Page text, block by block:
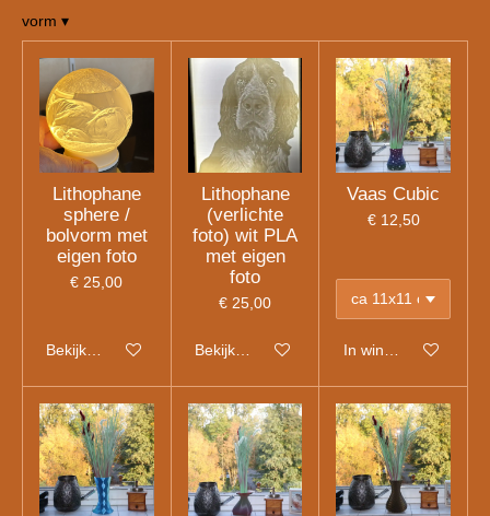
vorm ▾
Lithophane
sphere /
bolvorm met
eigen foto
€ 25,00
Bekijk details
Lithophane
(verlichte
foto) wit PLA
met eigen
foto
€ 25,00
Bekijk details
Vaas Cubic
€ 12,50
In winkelwagen